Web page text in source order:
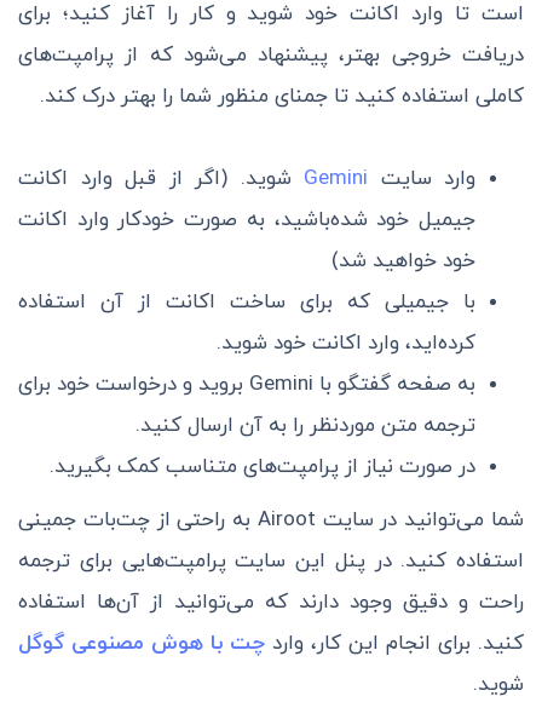
است تا وارد اکانت خود شوید و کار را آغاز کنید؛ برای
دریافت خروجی بهتر، پیشنهاد می‌شود که از پرامپت‌های
کاملی استفاده کنید تا جمنای منظور شما را بهتر درک کند.
وارد سایت Gemini شوید. (اگر از قبل وارد اکانت
جیمیل خود شده‌باشید، به صورت خودکار وارد اکانت
خود خواهید شد)
با جیمیلی که برای ساخت اکانت از آن استفاده
کرده‌اید، وارد اکانت خود شوید.
به صفحه گفتگو با Gemini بروید و درخواست خود برای
ترجمه متن موردنظر را به آن ارسال کنید.
در صورت نیاز از پرامپت‌های متناسب کمک بگیرید.
شما می‌توانید در سایت Airoot به راحتی از چت‌بات جمینی
استفاده کنید. در پنل این سایت پرامپت‌هایی برای ترجمه
راحت و دقیق وجود دارند که می‌توانید از آن‌ها استفاده
کنید. برای انجام این کار، وارد چت با هوش مصنوعی گوگل
شوید.